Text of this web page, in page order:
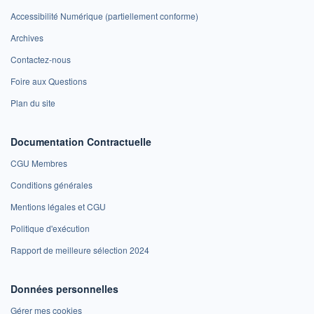
Accessibilité Numérique (partiellement conforme)
Archives
Contactez-nous
Foire aux Questions
Plan du site
Documentation Contractuelle
CGU Membres
Conditions générales
Mentions légales et CGU
Politique d'exécution
Rapport de meilleure sélection 2024
Données personnelles
Gérer mes cookies